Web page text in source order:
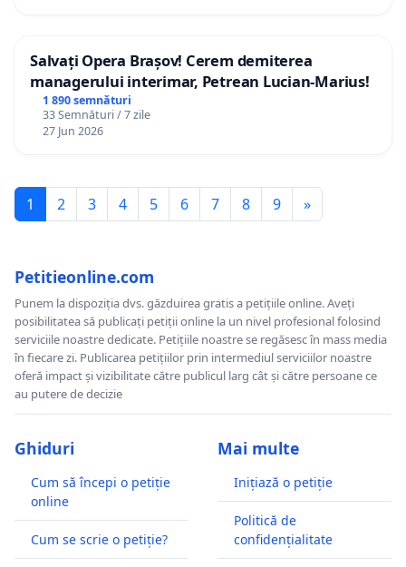
Salvați Opera Brașov! Cerem demiterea
managerului interimar, Petrean Lucian-Marius!
1 890 semnături
33 Semnături / 7 zile
27 Jun 2026
1 2 3 4 5 6 7 8 9 »
Petitieonline.com
Punem la dispoziția dvs. găzduirea gratis a petițiile online. Aveți
posibilitatea să publicați petiții online la un nivel profesional folosind
serviciile noastre dedicate. Petițiile noastre se regăsesc în mass media
în fiecare zi. Publicarea petițiilor prin intermediul serviciilor noastre
oferă impact și vizibilitate către publicul larg cât și către persoane ce
au putere de decizie
Ghiduri
Cum să începi o petiție
online
Cum se scrie o petiție?
Mai multe
Inițiază o petiție
Politică de
confidențialitate